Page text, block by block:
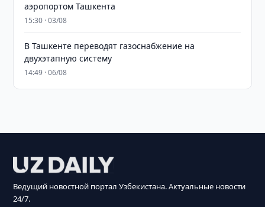
аэропортом Ташкента
15:30 · 03/08
В Ташкенте переводят газоснабжение на
двухэтапную систему
14:49 · 06/08
Ведущий новостной портал Узбекистана. Актуальные новости
24/7.